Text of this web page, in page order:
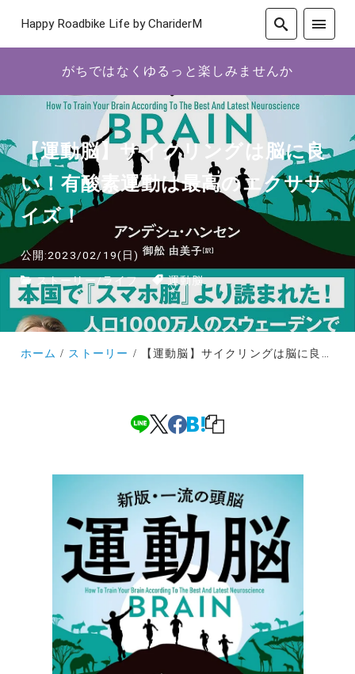
Happy Roadbike Life by ChariderM
がちではなくゆるっと楽しみませんか
【運動脳】サイクリングは脳に良
い！有酸素運動は最高のエクササ
イズ！
公開:2023/02/19(日)
ストーリー/ライフ 運動脳
ホーム ストーリー 【運動脳】サイクリングは脳に良い！有酸素運動は最高のエクササイズ！